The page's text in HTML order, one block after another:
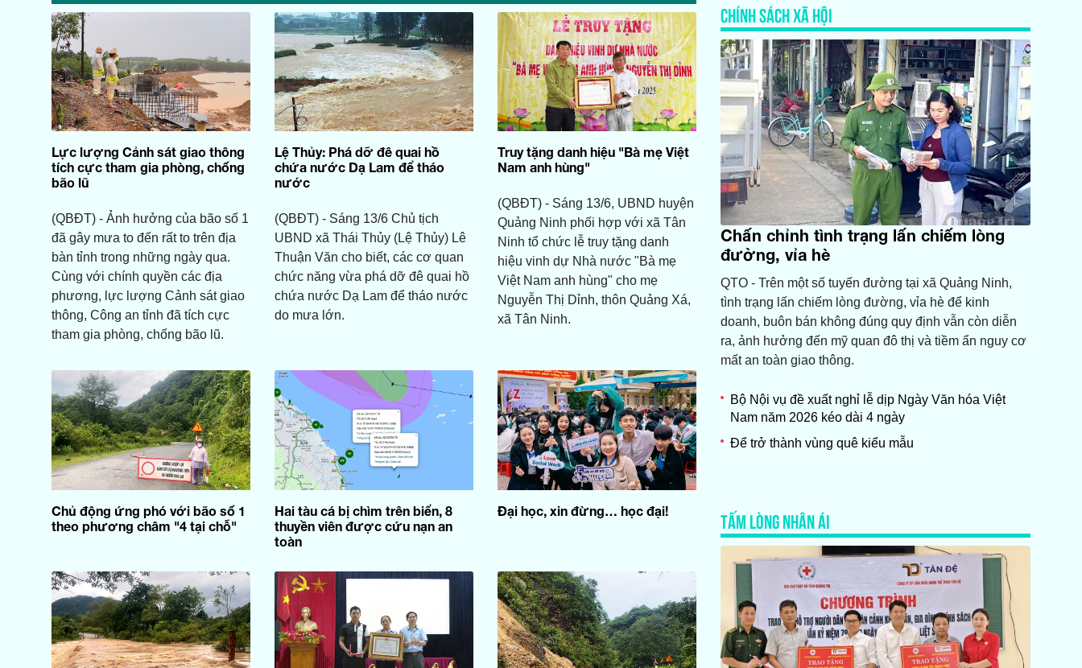
Lực lượng Cảnh sát giao thông
tích cực tham gia phòng, chống
bão lũ
(QBĐT) - Ảnh hưởng của bão số 1
đã gây mưa to đến rất to trên địa
bàn tỉnh trong những ngày qua.
Cùng với chính quyền các địa
phương, lực lượng Cảnh sát giao
thông, Công an tỉnh đã tích cực
tham gia phòng, chống bão lũ.
Lệ Thủy: Phá dỡ đê quai hồ
chứa nước Dạ Lam để tháo
nước
(QBĐT) - Sáng 13/6 Chủ tịch
UBND xã Thái Thủy (Lệ Thủy) Lê
Thuận Văn cho biết, các cơ quan
chức năng vừa phá dỡ đê quai hồ
chứa nước Dạ Lam để tháo nước
do mưa lớn.
Truy tặng danh hiệu "Bà mẹ Việt
Nam anh hùng"
(QBĐT) - Sáng 13/6, UBND huyện
Quảng Ninh phối hợp với xã Tân
Ninh tổ chức lễ truy tặng danh
hiệu vinh dự Nhà nước "Bà mẹ
Việt Nam anh hùng" cho mẹ
Nguyễn Thị Dỉnh, thôn Quảng Xá,
xã Tân Ninh.
Chủ động ứng phó với bão số 1
theo phương châm "4 tại chỗ"
Hai tàu cá bị chìm trên biển, 8
thuyền viên được cứu nạn an
toàn
Đại học, xin đừng… học đại!
CHÍNH SÁCH XÃ HỘI
Chấn chỉnh tình trạng lấn chiếm lòng
đường, vỉa hè
QTO - Trên một số tuyến đường tại xã Quảng Ninh,
tình trạng lấn chiếm lòng đường, vỉa hè để kinh
doanh, buôn bán không đúng quy định vẫn còn diễn
ra, ảnh hưởng đến mỹ quan đô thị và tiềm ẩn nguy cơ
mất an toàn giao thông.
Bộ Nội vụ đề xuất nghỉ lễ dịp Ngày Văn hóa Việt
Nam năm 2026 kéo dài 4 ngày
Để trở thành vùng quê kiểu mẫu
TẤM LÒNG NHÂN ÁI